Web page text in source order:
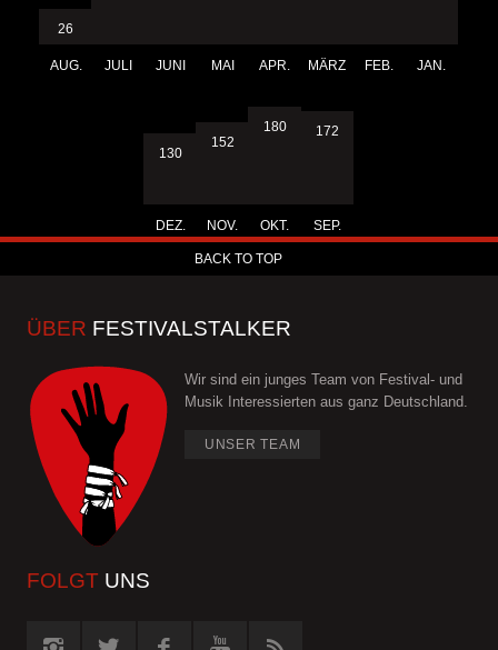
26
AUG. JULI JUNI MAI APR. MÄRZ FEB. JAN.
130
DEZ.
152
NOV.
180
OKT.
172
SEP.
BACK TO TOP
ÜBER FESTIVALSTALKER
Wir sind ein junges Team von Festival- und
Musik Interessierten aus ganz Deutschland.
UNSER TEAM
FOLGT UNS